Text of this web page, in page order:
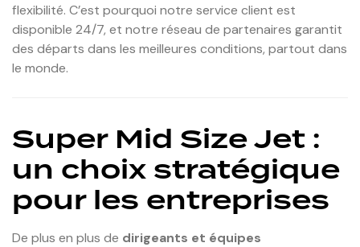
flexibilité. C’est pourquoi notre service client est
disponible 24/7, et notre réseau de partenaires garantit
des départs dans les meilleures conditions, partout dans
le monde.
Super Mid Size Jet :
un choix stratégique
pour les entreprises
De plus en plus de dirigeants et équipes